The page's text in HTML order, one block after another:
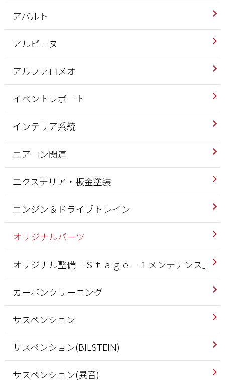
アバルト
アルピーヌ
アルファロメオ
イベントレポート
インテリア系統
エアコン関連
エクステリア・板金塗装
エンジン＆ドライブトレイン
オリジナルパーツ
オリジナル整備「Ｓｔａｇｅ－１メンテナンス」
カーボンクリーニング
サスペンション
サスペンション(BILSTEIN)
サスペンション(異音)